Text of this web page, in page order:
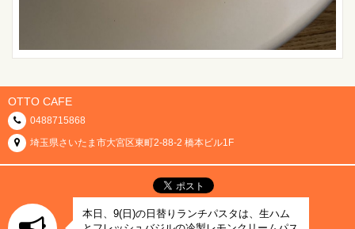
OTTO CAFE
0488715868
埼玉県さいたま市大宮区東町2-88-2 橋本ビル1F
本日、9(日)の日替りランチパスタは、生ハム